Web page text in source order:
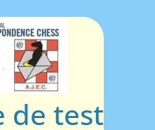
de test